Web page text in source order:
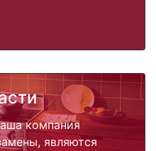
компания
являются